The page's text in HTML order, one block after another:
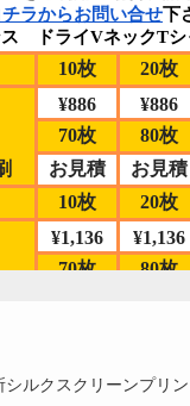
シルクスクリーンプリ